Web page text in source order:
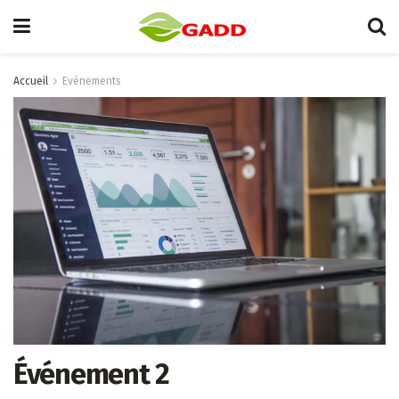
Accueil Evénements
Événement 2